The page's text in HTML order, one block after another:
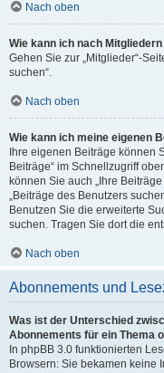
Nach oben
Wie kann ich nach
Gehen Sie zur „Mitglieder“-
suchen“.
Nach oben
Wie kann ich meine eigenen
Ihre eigenen Beiträge können
Beiträge“ im Schnellzugriff
können Sie auch „Ihre
„Beiträge des Benutzers
Benutzen Sie die erweiterte
suchen. Tragen Sie dort die
Nach oben
Abonnements und
Was ist der Unterschied
Abonnements für ein Thema
In phpBB 3.0 funktionierten
Browsern: Sie bekamen keine